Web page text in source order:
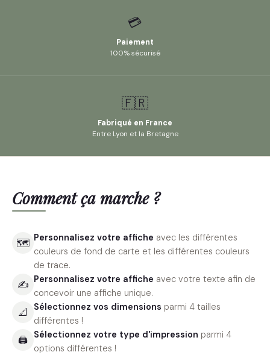
💳
Paiement
100% sécurisé
🇫🇷
Fabriqué en France
Entre Lyon et la Bretagne
Comment ça marche ?
🗺 Personnalisez votre affiche avec les différentes
couleurs de fond de carte et les différentes couleurs
de trace.
✍️ Personnalisez votre affiche avec votre texte afin de
concevoir une affiche unique.
📐 Sélectionnez vos dimensions parmi 4 tailles
différentes !
🖨 Sélectionnez votre type d'impression parmi 4
options différentes !